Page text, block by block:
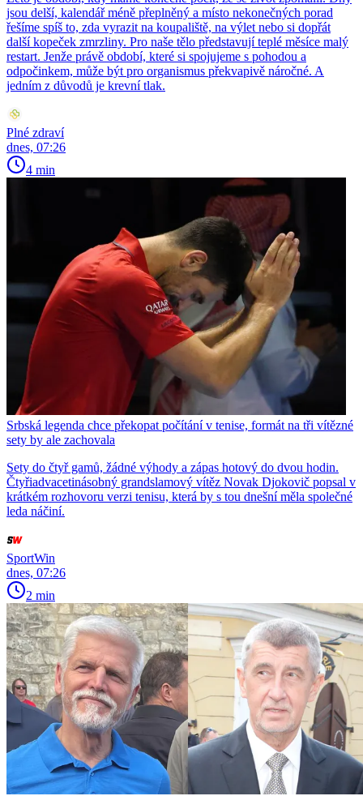
jsou delší, kalendář méně přeplněný a místo nekonečných porad
řešíme spíš to, zda vyrazit na koupaliště, na výlet nebo si dopřát
další kopeček zmrzliny. Pro naše tělo představují teplé měsíce malý
restart. Jenže právě období, které si spojujeme s pohodou a
odpočinkem, může být pro organismus překvapivě náročné. A
jedním z důvodů je krevní tlak.
Plné zdraví
dnes, 07:26
4 min
Srbská legenda chce překopat počítání v tenise, formát na tři vítězné
sety by ale zachovala
Sety do čtyř gamů, žádné výhody a zápas hotový do dvou hodin.
Čtyřiadvacetinásobný grandslamový vítěz Novak Djokovič popsal v
krátkém rozhovoru verzi tenisu, která by s tou dnešní měla společné
leda náčiní.
SportWin
dnes, 07:26
2 min